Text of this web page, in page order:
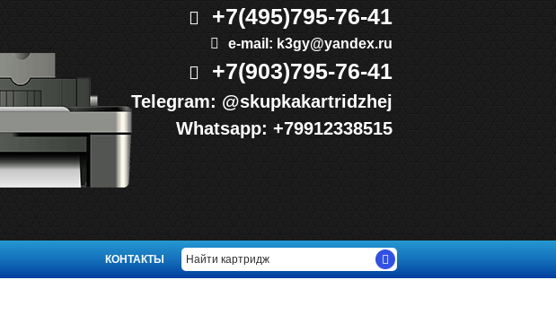
+7(495)795-76-41
e-mail: k3gy@yandex.ru
+7(903)795-76-41
Telegram: @skupkakartridzhej
Whatsapp: +79912338515
КОНТАКТЫ